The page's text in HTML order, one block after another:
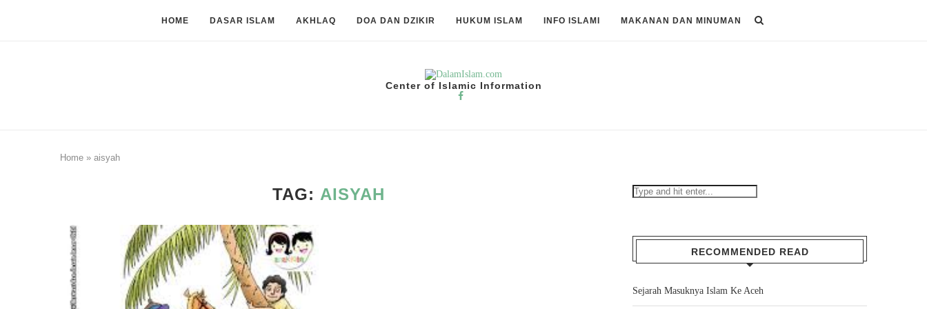
HOME DASAR ISLAM AKHLAQ DOA DAN DZIKIR HUKUM ISLAM INFO ISLAMI MAKANAN DAN MINUMAN
Center of Islamic Information
Home » aisyah
TAG: AISYAH
RECOMMENDED READ
Sejarah Masuknya Islam Ke Aceh